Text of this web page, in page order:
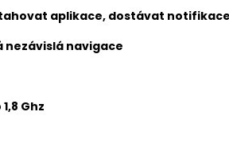
aplikace, dostávat notifikace
nezávislá navigace
Ghz